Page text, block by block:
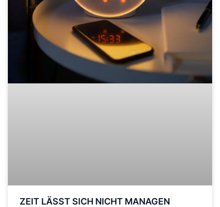
ZEIT LÄSST SICH NICHT MANAGEN